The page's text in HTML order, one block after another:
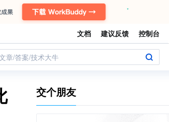
文档 建议反馈 控制台
章/答案/技术大牛
交个朋友